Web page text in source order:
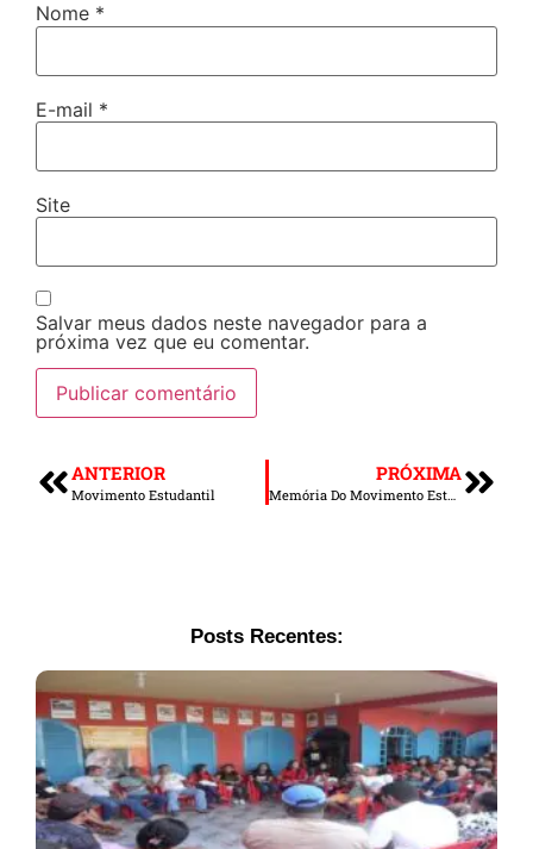
Nome *
E-mail *
Site
Salvar meus dados neste navegador para a
próxima vez que eu comentar.
ANTERIOR
Movimento Estudantil
PRÓXIMA
Memória Do Movimento Estudantil
Posts Recentes: